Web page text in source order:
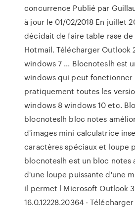
concurrence Publié par
à jour le 01/02/2018 En juillet
décidait de faire table rase de
Hotmail. Télécharger Outlook
windows 7 ... Blocnoteslh est
windows qui peut fonctionner
pratiquement toutes les
windows 8 windows 10 etc.
blocnoteslh bloc notes
d'images mini calculatrice
caractères spéciaux et loupe
blocnoteslh est un bloc notes
d'une loupe puissante d'une
il permet l Microsoft Outlook
16.0.12228.20364 -